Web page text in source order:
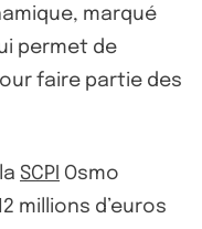
marqué
permet de
faire partie des
SCPI Osmo
millions d’euros